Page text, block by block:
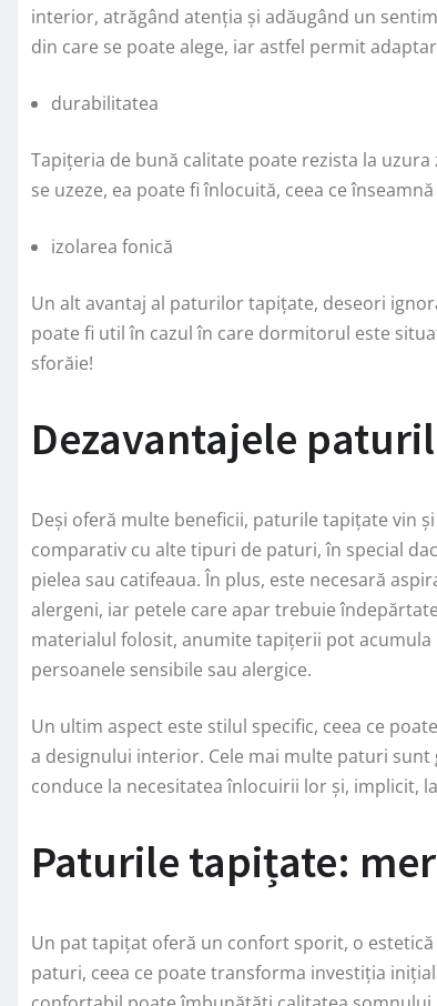
interior, atrăgând atenția și adăugând un
din care se poate alege, iar astfel permit
durabilitatea
Tapițeria de bună calitate poate rezista la
se uzeze, ea poate fi înlocuită, ceea ce
izolarea fonică
Un alt avantaj al paturilor tapițate, deseori
poate fi util în cazul în care dormitorul este
sforăie!
Dezavantajele
Deși oferă multe beneficii, paturile tapițate vin
comparativ cu alte tipuri de paturi, în special
pielea sau catifeaua. În plus, este necesară
alergeni, iar petele care apar trebuie
materialul folosit, anumite tapițerii pot
persoanele sensibile sau alergice.
Un ultim aspect este stilul specific, ceea ce
a designului interior. Cele mai multe paturi
conduce la necesitatea înlocuirii lor și, implicit,
Paturile tapițate:
Un pat tapițat oferă un confort sporit, o
paturi, ceea ce poate transforma investiția